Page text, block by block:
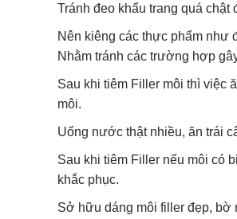
Tránh đeo khẩu trang quá chật
Nên kiêng các thực phẩm như
Nhằm tránh các trường hợp
Sau khi tiêm Filler môi thì việc
môi.
Uống nước thật nhiều, ăn trái
Sau khi tiêm Filler nếu môi có
khắc phục.
Sở hữu dáng môi filler đẹp, bờ